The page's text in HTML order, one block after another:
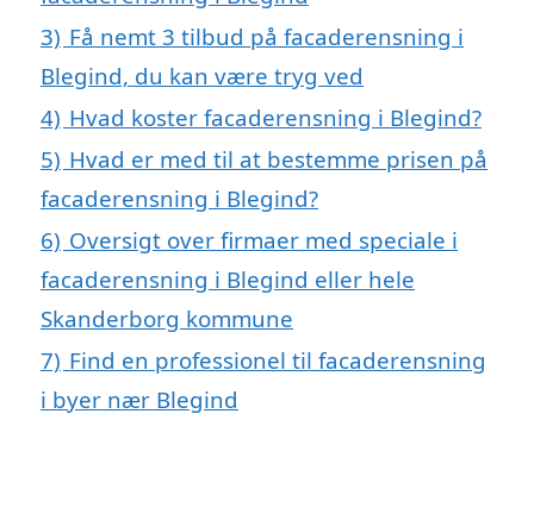
3) Få nemt 3 tilbud på facaderensning i
Blegind, du kan være tryg ved
4) Hvad koster facaderensning i Blegind?
5) Hvad er med til at bestemme prisen på
facaderensning i Blegind?
6) Oversigt over firmaer med speciale i
facaderensning i Blegind eller hele
Skanderborg kommune
7) Find en professionel til facaderensning
i byer nær Blegind